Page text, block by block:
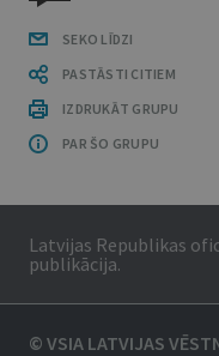
SEKO LĪDZI
PASTĀSTI CITIEM
IZDRUKĀT GRUPU
PAR ŠO GRUPU
Latvijas Republikas
publikācija.
© VSIA LATVIJAS